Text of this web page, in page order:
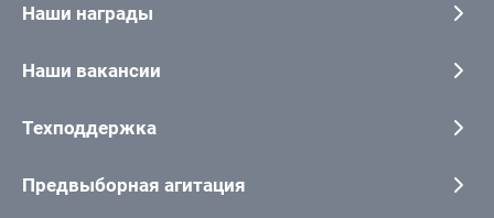
Наши награды
Наши вакансии
Техподдержка
Предвыборная агитация